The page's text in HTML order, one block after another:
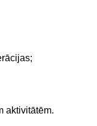
aktivitātēm.